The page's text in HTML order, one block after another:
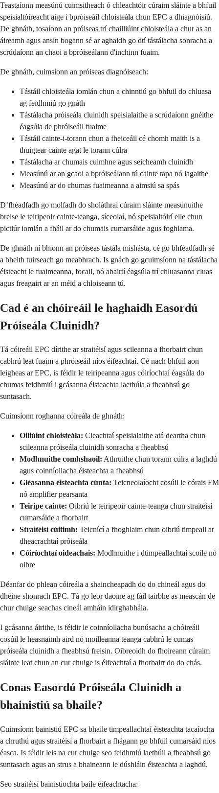
Teastaíonn measúnú cuimsitheach ó chleachtóir cúraim sláinte a bhfuil
speisialtóireacht aige i bpróiseáil chloisteála chun EPC a dhiagnóisiú.
De ghnáth, tosaíonn an próiseas trí chailliúint chloisteála a chur as an
áireamh agus ansin bogann sé ar aghaidh go dtí tástálacha sonracha a
scrúdaíonn an chaoi a bpróiseálann d'inchinn fuaim.
De ghnáth, cuimsíonn an próiseas diagnóiseach:
Tástáil chloisteála iomlán chun a chinntiú go bhfuil do chluasa
ag feidhmiú go gnáth
Tástálacha próiseála cluinidh speisialaithe a scrúdaíonn gnéithe
éagsúla de phróiseáil fuaime
Tástáil cainte-i-torann chun a fheiceáil cé chomh maith is a
thuigtear cainte agat le torann cúlra
Tástálacha ar chumais cuimhne agus seicheamh cluinidh
Measúnú ar an gcaoi a bpróiseálann tú cainte tapa nó lagaithe
Measúnú ar do chumas fuaimeanna a aimsiú sa spás
D’fhéadfadh go molfadh do sholáthraí cúraim sláinte measúnuithe
breise le teiripeoir cainte-teanga, síceolaí, nó speisialtóirí eile chun
pictiúr iomlán a fháil ar do chumais cumarsáide agus foghlama.
De ghnáth ní bhíonn an próiseas tástála míshásta, cé go bhféadfadh sé
a bheith tuirseach go meabhrach. Is gnách go gcuimsíonn na tástálacha
éisteacht le fuaimeanna, focail, nó abairtí éagsúla trí chluasanna cluas
agus freagairt ar an méid a chloiseann tú.
Cad é an chóireáil le haghaidh Easordú
Próiseála Cluinidh?
Tá cóireáil EPC dírithe ar straitéisí agus scileanna a fhorbairt chun
cabhrú leat fuaim a phróiseáil níos éifeachtaí. Cé nach bhfuil aon
leigheas ar EPC, is féidir le teiripeanna agus cóiríochtaí éagsúla do
chumas feidhmiú i gcásanna éisteachta laethúla a fheabhsú go
suntasach.
Cuimsíonn roghanna cóireála de ghnáth:
Oiliúint chloisteála: Cleachtaí speisialaithe atá deartha chun
scileanna próiseála cluinidh sonracha a fheabhsú
Modhnuithe comhshaoil: Athruithe chun torann cúlra a laghdú
agus coinníollacha éisteachta a fheabhsú
Gléasanna éisteachta cúnta: Teicneolaíocht cosúil le córais FM
nó amplifier pearsanta
Teiripe cainte: Oibriú le teiripeoir cainte-teanga chun straitéisí
cumarsáide a fhorbairt
Straitéisí cúitimh: Teicnící a fhoghlaim chun oibriú timpeall ar
dheacrachtaí próiseála
Cóiríochtaí oideachais: Modhnuithe i dtimpeallachtaí scoile nó
oibre
Déanfar do phlean cóireála a shaincheapadh do do chineál agus do
dhéine shonrach EPC. Tá go leor daoine ag fáil tairbhe as meascán de
chur chuige seachas cineál amháin idirghabhála.
I gcásanna áirithe, is féidir le coinníollacha bunúsacha a chóireáil
cosúil le heasnaimh aird nó moilleanna teanga cabhrú le cumas
próiseála cluinidh a fheabhsú freisin. Oibreoidh do fhoireann cúraim
sláinte leat chun an cur chuige is éifeachtaí a fhorbairt do do chás.
Conas Easordú Próiseála Cluinidh a
bhainistiú sa bhaile?
Cuimsíonn bainistiú EPC sa bhaile timpeallachtaí éisteachta tacaíocha
a chruthú agus straitéisí a fhorbairt a fhágann go bhfuil cumarsáid níos
éasca. Is féidir leis na cur chuige seo feidhmiú laethúil a fheabhsú go
suntasach agus an strus a bhaineann le dúshláin éisteachta a laghdú.
Seo straitéisí bainistíochta baile éifeachtacha: